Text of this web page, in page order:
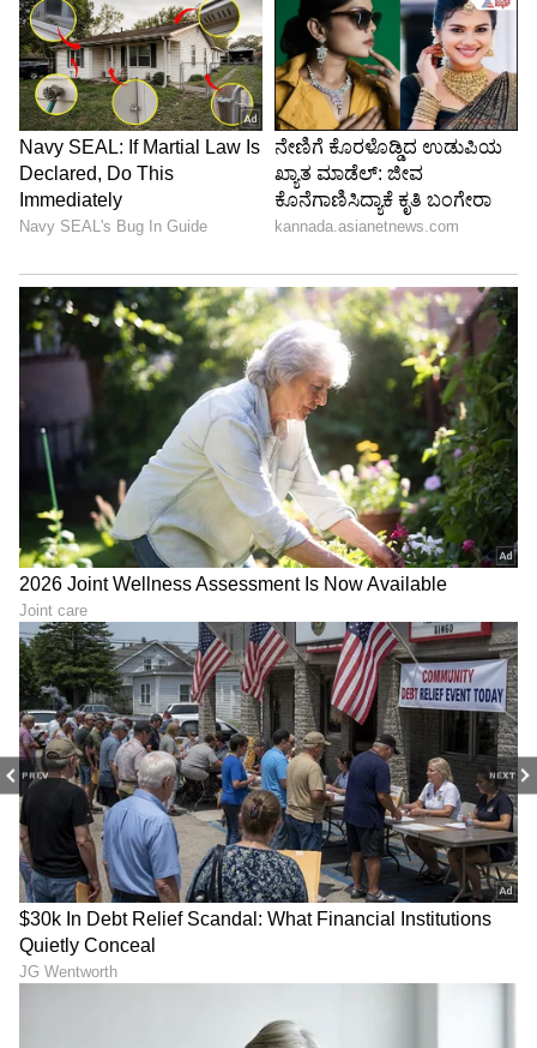
PREV NEXT
6
6
Image Credit :Zee Kananda Instagram
ಏನು ಬೇಕು?
ಭಾಗವಹಿಸಲು ನಿಮ್ಮ ಪಾಸ್​ಪೋರ್ಟ್​ ಸೈಜ್​ ಫೋಟೋ
ಹಾಗೂ ಅಡ್ರೆಸ್​ ಪ್ರೂಫ್​ ಜೆರಾಕ್ಸ್​ ಜೊತೆಗೆ ಬನ್ನಿ ಎಂದು
ಇದರಲ್ಲಿ ತಿಳಿಸಲಾಗಿದೆ.
LATEST VIDEOS
ಕನ್ನಡ ಸಿನಿಮಾ ( Kannada Cinema News), ಟಿವಿ
ಕಾರ್ಯಕ್ರಮಗಳು (Kannada TV Shows
), ಸೆಲೆಬ್ರಿಟಿ
ಸುದ್ದಿಗಳು ಮತ್ತು ಇತ್ತೀಚಿನ ಸುದ್ದಿಗಳಿಗಾಗಿ ಏಷ್ಯಾನೆಟ್
ಸುವರ್ಣ ನ್ಯೂಸ್‌ನಲ್ಲಿ ಮನರಂಜನಾ ವಿಭಾಗ ನೋಡಿ.
ಸಿನಿಮಾ ವಿಮರ್ಶೆಗಳು (
OTT ರಿಲೀಸ್‌